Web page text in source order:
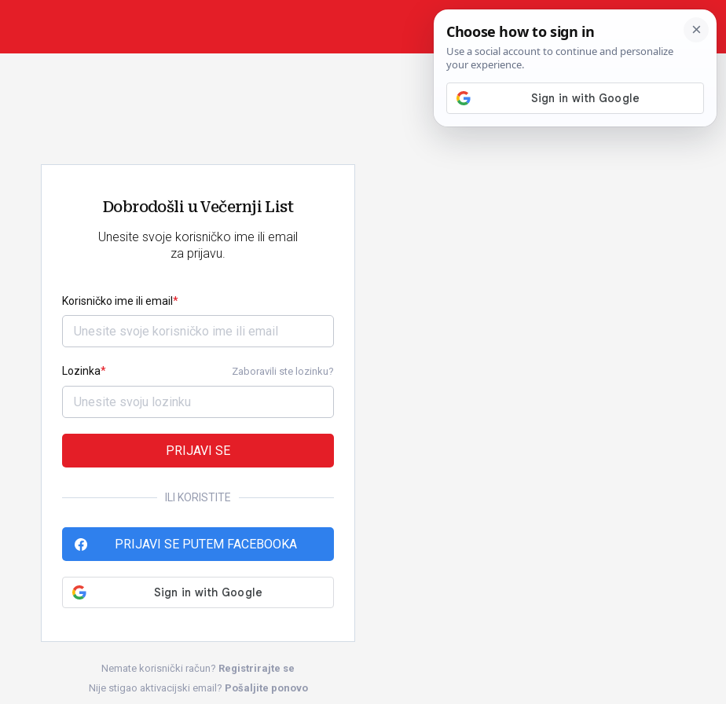
Dobrodošli u Večernji List
Unesite svoje korisničko ime ili email
za prijavu.
Korisničko ime ili email
Lozinka Zaboravili ste lozinku?
PRIJAVI SE
ILI KORISTITE
PRIJAVI SE PUTEM FACEBOOKA
Nemate korisnički račun? Registrirajte se
Nije stigao aktivacijski email? Pošaljite ponovo